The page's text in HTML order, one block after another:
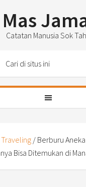
Mas
Catatan Manusia Sok
Traveling / Berburu
Bisa Ditemukan di